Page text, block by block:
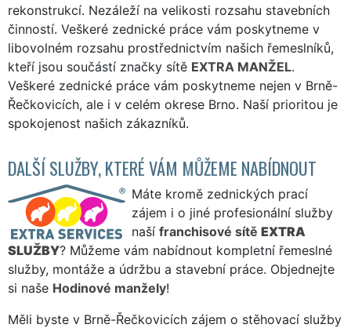
rekonstrukcí. Nezáleží na velikosti rozsahu stavebních
činností. Veškeré zednické práce vám poskytneme v
libovolném rozsahu prostřednictvím našich řemeslníků,
kteří jsou součástí značky sítě EXTRA MANŽEL.
Veškeré zednické práce vám poskytneme nejen v Brně-
Řečkovicích, ale i v celém okrese Brno. Naší prioritou je
spokojenost našich zákazníků.
DALŠÍ SLUŽBY, KTERÉ VÁM MŮŽEME NABÍDNOUT
Máte kromě zednických prací
zájem i o jiné profesionální služby
naší franchisové sítě EXTRA
SLUŽBY? Můžeme vám nabídnout kompletní řemeslné
služby, montáže a údržbu a stavební práce. Objednejte
si naše Hodinové manžely!
Měli byste v Brně-Řečkovicích zájem o stěhovací služby